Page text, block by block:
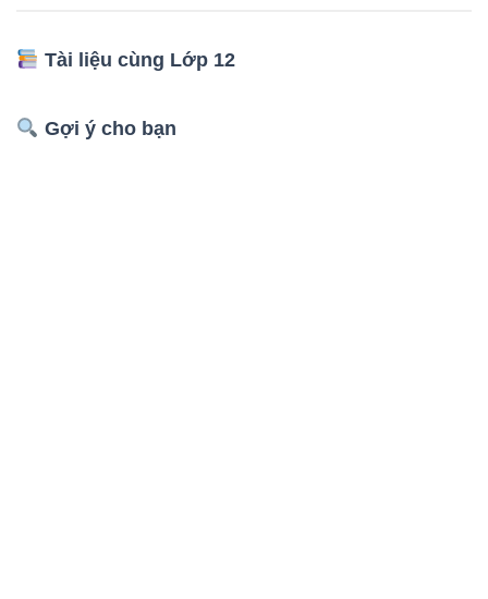
Tài liệu cùng Lớp 12
Gợi ý cho bạn